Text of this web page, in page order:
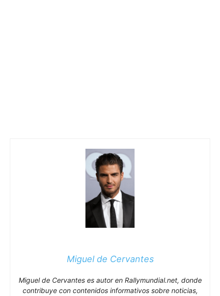
Miguel de Cervantes
Miguel de Cervantes es autor en Rallymundial.net, donde
contribuye con contenidos informativos sobre noticias,